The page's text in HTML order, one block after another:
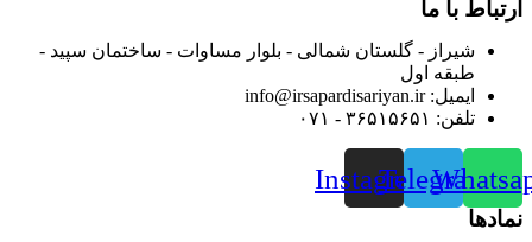
ارتباط با ما
شیراز - گلستان شمالی - بلوار مساوات - ساختمان سپید -
طبقه اول
ایمیل: info@irsapardisariyan.ir
تلفن: ۳۶۵۱۵۶۵۱ - ۰۷۱
Telegram
Instagram
نمادها